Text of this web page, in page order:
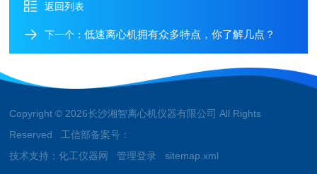
返回列表
下一个：低速离心机拥有众多特点，你了解几点？
Copyright © 2026长沙湘智离心机仪器有限公司 All Rights
Reserved 工信部备案号：
技术支持：化工仪器网 管理登录 sitemap.xml